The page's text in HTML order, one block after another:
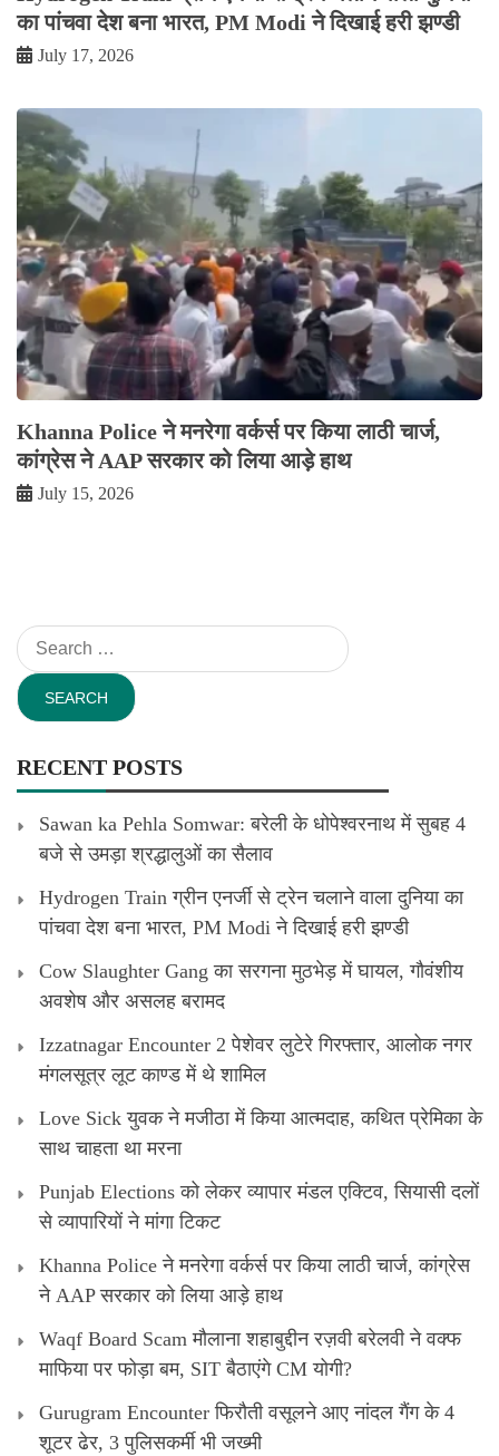
का पांचवा देश बना भारत, PM Modi ने दिखाई हरी झण्डी
July 17, 2026
Khanna Police ने मनरेगा वर्कर्स पर किया लाठी चार्ज,
कांग्रेस ने AAP सरकार को लिया आड़े हाथ
July 15, 2026
Search
for:
RECENT POSTS
Sawan ka Pehla Somwar: बरेली के धोपेश्वरनाथ में सुबह 4
बजे से उमड़ा श्रद्धालुओं का सैलाव
Hydrogen Train ग्रीन एनर्जी से ट्रेन चलाने वाला दुनिया का
पांचवा देश बना भारत, PM Modi ने दिखाई हरी झण्डी
Cow Slaughter Gang का सरगना मुठभेड़ में घायल, गौवंशीय
अवशेष और असलह बरामद
Izzatnagar Encounter 2 पेशेवर लुटेरे गिरफ्तार, आलोक नगर
मंगलसूत्र लूट काण्‍ड में थे शामिल
Love Sick युवक ने मजीठा में किया आत्मदाह, कथित प्रेमिका के
साथ चाहता था मरना
Punjab Elections को लेकर व्यापार मंडल एक्टिव, सियासी दलों
से व्यापारियों ने मांगा टिकट
Khanna Police ने मनरेगा वर्कर्स पर किया लाठी चार्ज, कांग्रेस
ने AAP सरकार को लिया आड़े हाथ
Waqf Board Scam मौलाना शहाबुद्दीन रज़वी बरेलवी ने वक्फ
माफिया पर फोड़ा बम, SIT बैठाएंगे CM योगी?
Gurugram Encounter फिरौती वसूलने आए नांदल गैंग के 4
शूटर ढेर, 3 पुलिसकर्मी भी जख्मी